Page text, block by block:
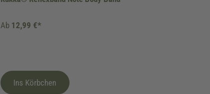
Ab 12,99 €*
Ins Körbchen